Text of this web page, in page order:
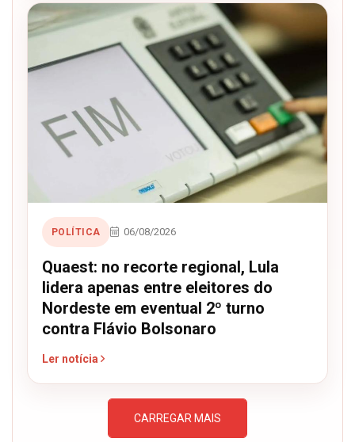
POLÍTICA 06/08/2026
Quaest: no recorte regional, Lula
lidera apenas entre eleitores do
Nordeste em eventual 2º turno
contra Flávio Bolsonaro
Ler notícia
CARREGAR MAIS